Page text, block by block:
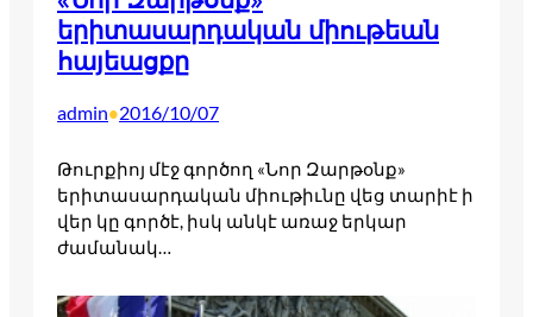
երիտասարդական միութեան
հայեացքը
admin•2016/10/07
Թուրքիոյ մէջ գործող «Նոր Զարթօնք»
երիտասարդական միութիւնը վեց տարիէ ի
վեր կը գործէ, իսկ անկէ առաջ երկար
ժամանակ…